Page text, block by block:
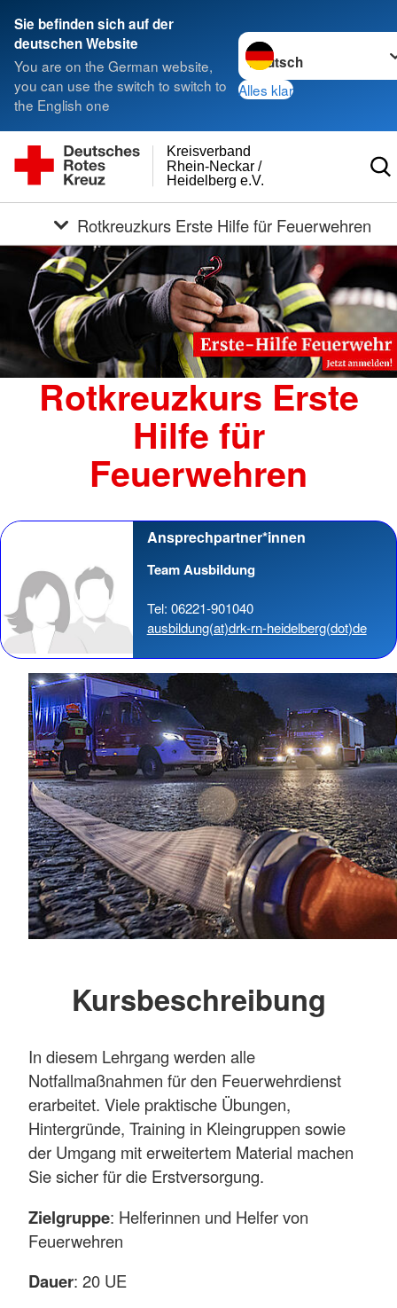
Sie befinden sich auf der
deutschen Website
You are on the German website,
you can use the switch to switch to
the English one
Sprache wechseln zu
Alles klar
Heidelberg e.V.
Rhein-Neckar /
Kreisverband
Rotkreuzkurs Erste Hilfe für Feuerwehren
Rotkreuzkurs Erste
Hilfe für
Feuerwehren
Ansprechpartner*innen
Team Ausbildung
Tel: 06221-901040
ausbildung(at)drk-rn-heidelberg(dot)de
Kursbeschreibung
In diesem Lehrgang werden alle
Notfallmaßnahmen für den Feuerwehrdienst
erarbeitet. Viele praktische Übungen,
Hintergründe, Training in Kleingruppen sowie
der Umgang mit erweitertem Material machen
Sie sicher für die Erstversorgung.
Zielgruppe: Helferinnen und Helfer von
Feuerwehren
Dauer: 20 UE